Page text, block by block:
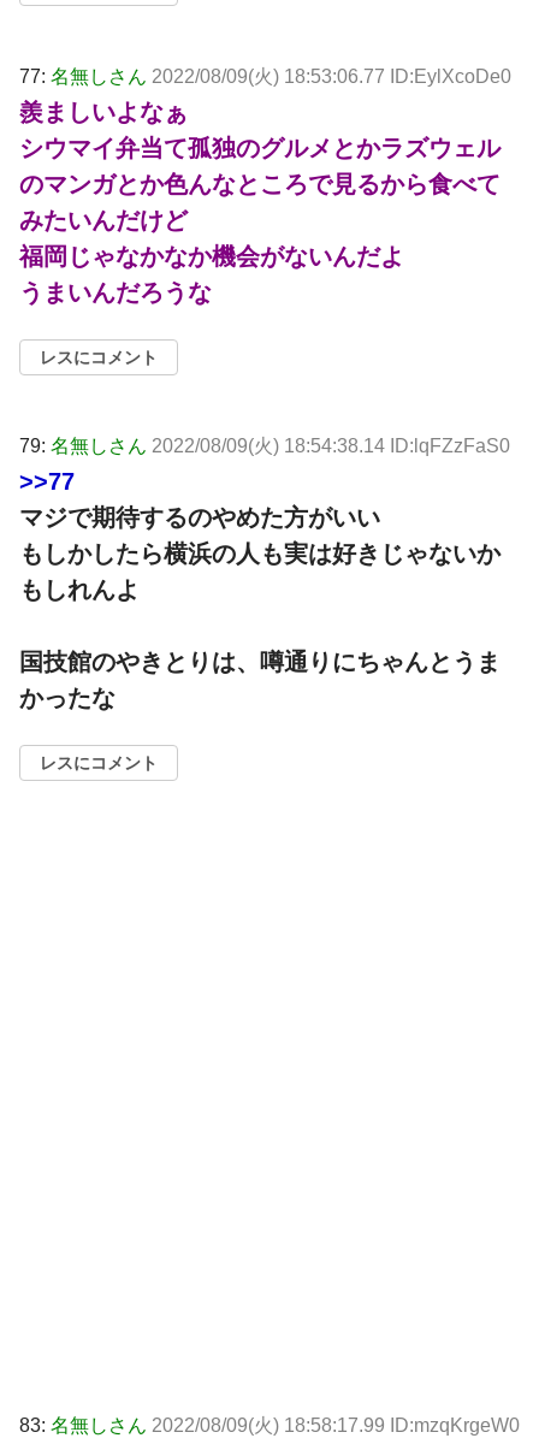
77: 名無しさん 2022/08/09(火) 18:53:06.77 ID:EylXcoDe0
羨ましいよなぁ
シウマイ弁当て孤独のグルメとかラズウェル
のマンガとか色んなところで見るから食べて
みたいんだけど
福岡じゃなかなか機会がないんだよ
うまいんだろうな
レスにコメント
79: 名無しさん 2022/08/09(火) 18:54:38.14 ID:lqFZzFaS0
>>77
マジで期待するのやめた方がいい
もしかしたら横浜の人も実は好きじゃないか
もしれんよ
国技館のやきとりは、噂通りにちゃんとうま
かったな
レスにコメント
83: 名無しさん 2022/08/09(火) 18:58:17.99 ID:mzqKrgeW0